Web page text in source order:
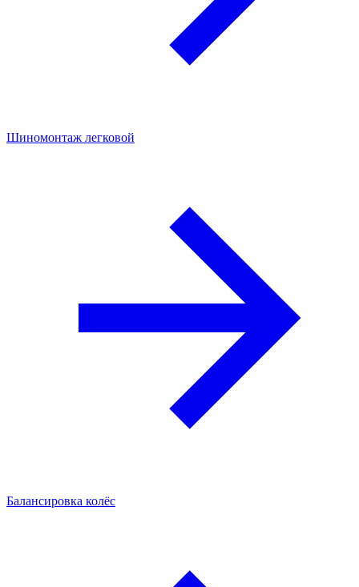
Шиномонтаж легковой
Балансировка колёс